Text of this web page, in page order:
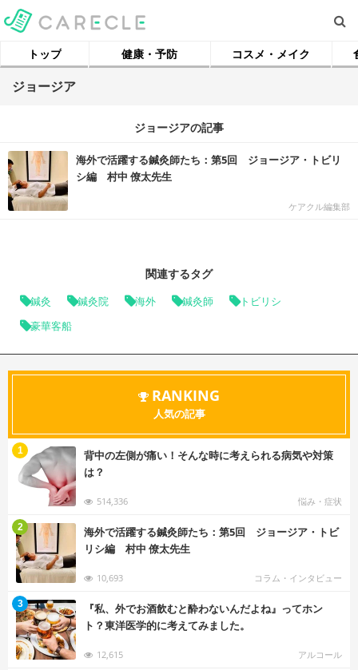
トップ 健康・予防 コスメ・メイク
ジョージア
ジョージアの記事
海外で活躍する鍼灸師たち：第5回 ジョージア・トビリ
シ編 村中 僚太先生
ケアクル編集部
関連するタグ
鍼灸 鍼灸院 海外 鍼灸師 トビリシ
豪華客船
RANKING
人気の記事
背中の左側が痛い！そんな時に考えられる病気や対策
は？
514,336 悩み・症状
1
海外で活躍する鍼灸師たち：第5回 ジョージア・トビ
リシ編 村中 僚太先生
10,693 コラム・インタビュー
2
『私、外でお酒飲むと酔わないんだよね』ってホン
ト？東洋医学的に考えてみました。
12,615 アルコール
3